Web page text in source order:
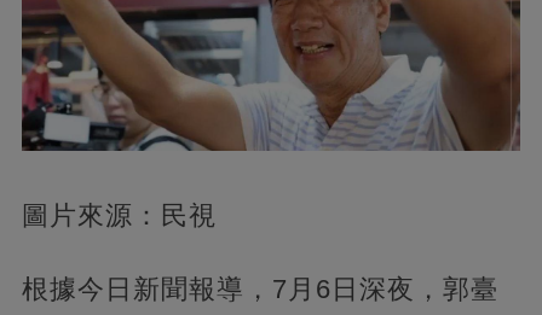
圖片來源：民視
根據今日新聞報導，7月6日深夜，郭臺